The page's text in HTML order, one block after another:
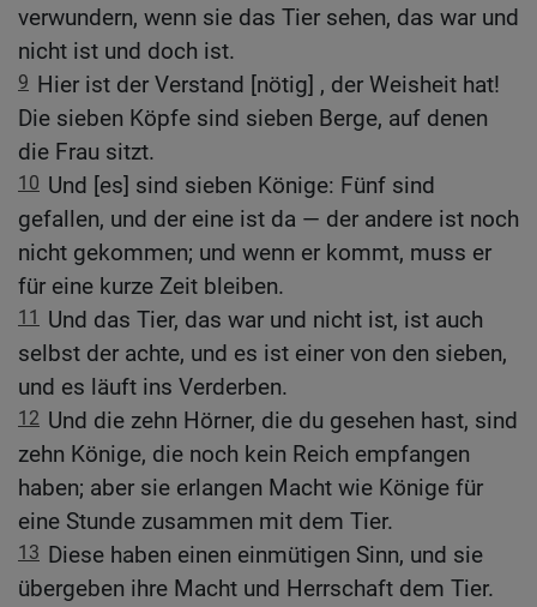
verwundern, wenn sie das Tier sehen, das war und
nicht ist und doch ist.
9 Hier ist der Verstand [nötig] , der Weisheit hat!
Die sieben Köpfe sind sieben Berge, auf denen
die Frau sitzt.
10 Und [es] sind sieben Könige: Fünf sind
gefallen, und der eine ist da — der andere ist noch
nicht gekommen; und wenn er kommt, muss er
für eine kurze Zeit bleiben.
11
Und das Tier, das war und nicht ist, ist auch
selbst der achte, und es ist einer von den sieben,
und es läuft ins Verderben.
12 Und die zehn Hörner, die du gesehen hast, sind
zehn Könige, die noch kein Reich empfangen
haben; aber sie erlangen Macht wie Könige für
eine Stunde zusammen mit dem Tier.
13 Diese haben einen einmütigen Sinn, und sie
übergeben ihre Macht und Herrschaft dem Tier.